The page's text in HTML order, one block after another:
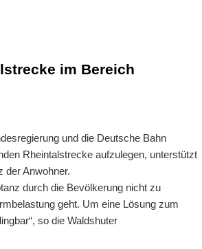
im Bereich
und die Deutsche Bahn
Rheintalstrecke aufzulegen, unterstützt
der Anwohner.
durch die Bevölkerung nicht zu
geht. Um eine Lösung zum
so die Waldshuter